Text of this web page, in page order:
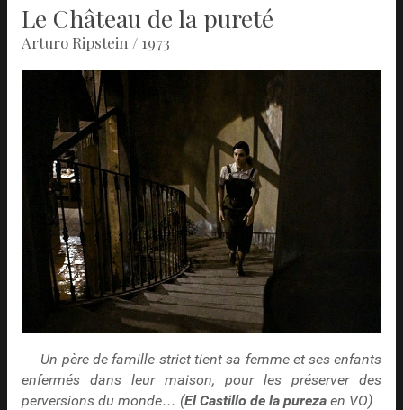
Le Château de la pureté
Arturo Ripstein / 1973
Un père de famille strict tient sa femme et ses enfants
enfermés dans leur maison, pour les préserver des
perversions du monde… (El Castillo de la purezaen VO)